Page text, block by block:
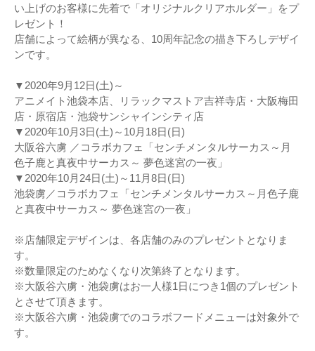
い上げのお客様に先着で「オリジナルクリアホルダー」をプ
レゼント！
店舗によって絵柄が異なる、10周年記念の描き下ろしデザイ
ンです。
▼2020年9月12日(土)～
アニメイト池袋本店、リラックマストア吉祥寺店・大阪梅田
店・原宿店・池袋サンシャインシティ店
▼2020年10月3日(土)～10月18日(日)
大阪谷六虜 ／コラボカフェ「センチメンタルサーカス～月
色子鹿と真夜中サーカス～ 夢色迷宮の一夜」
▼2020年10月24日(土)～11月8日(日)
池袋虜／コラボカフェ「センチメンタルサーカス～月色子鹿
と真夜中サーカス～ 夢色迷宮の一夜」
※店舗限定デザインは、各店舗のみのプレゼントとなりま
す。
※数量限定のためなくなり次第終了となります。
※大阪谷六虜・池袋虜はお一人様1日につき1個のプレゼント
とさせて頂きます。
※大阪谷六虜・池袋虜でのコラボフードメニューは対象外で
す。